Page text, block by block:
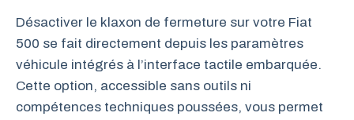
Désactiver le klaxon de fermeture sur votre Fiat
500 se fait directement depuis les paramètres
véhicule intégrés à l’interface tactile embarquée.
Cette option, accessible sans outils ni
compétences techniques poussées, vous permet